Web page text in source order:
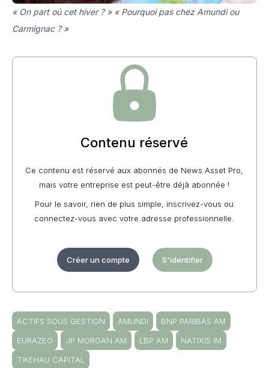
« On part où cet hiver ? » « Pourquoi pas chez Amundi ou
Carmignac ? »
Contenu réservé
Ce contenu est réservé aux abonnés de News Asset Pro,
mais votre entreprise est peut-être déjà abonnée !
Pour le savoir, rien de plus simple, inscrivez-vous ou
connectez-vous avec votre adresse professionnelle.
Créer un compte S'identifier
ACTIFS SOUS GESTION AMUNDI
BNP PARIBAS AM
EURAZEO
JP MORGAN AM LBP AM
NATIXIS IM
TIKEHAU CAPITAL